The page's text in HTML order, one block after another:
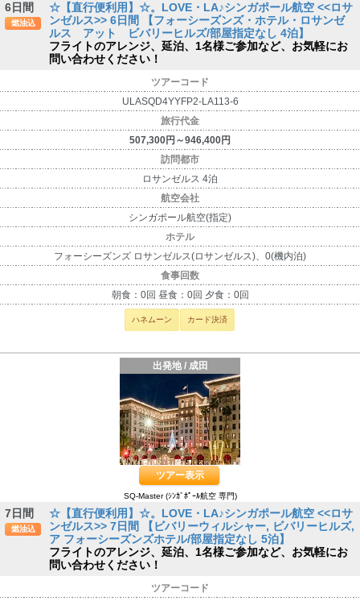
6日間
燃油込
☆【直行便利用】☆。LOVE・LA♪シンガポール航空 <<ロサ
ンゼルス>> 6日間 【フォーシーズンズ・ホテル・ロサンゼ
ルス アット ビバリーヒルズ/部屋指定なし 4泊】
フライトのアレンジ、延泊、1名様ご参加など、お気軽にお
問い合わせください！
ツアーコード
ULASQD4YYFP2-LA113-6
旅行代金
507,300円～946,400円
訪問都市
ロサンゼルス 4泊
航空会社
シンガポール航空(指定)
ホテル
フォーシーズンズ ロサンゼルス(ロサンゼルス)、0(機内泊)
食事回数
朝食：0回 昼食：0回 夕食：0回
ハネムーン カード決済
出発地 / 成田
ツアー表示
SQ-Master (ｼﾝｶﾞﾎﾟｰﾙ航空 専門)
7日間
燃油込
☆【直行便利用】☆。LOVE・LA♪シンガポール航空 <<ロサ
ンゼルス>> 7日間 【ビバリーウィルシャー, ビバリーヒルズ,
ア フォーシーズンズホテル/部屋指定なし 5泊】
フライトのアレンジ、延泊、1名様ご参加など、お気軽にお
問い合わせください！
ツアーコード